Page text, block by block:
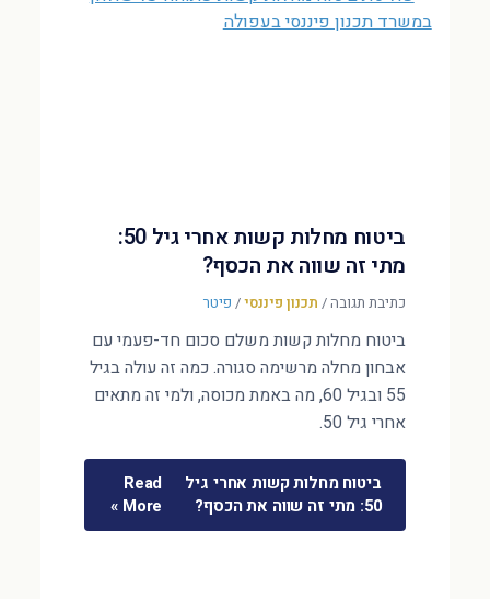
ביטוח מחלות קשות אחרי גיל 50:
מתי זה שווה את הכסף?
כתיבת תגובה/ תכנון פיננסי/ פיטר
ביטוח מחלות קשות משלם סכום חד-פעמי עם
אבחון מחלה מרשימה סגורה. כמה זה עולה בגיל
55 ובגיל 60, מה באמת מכוסה, ולמי זה מתאים
אחרי גיל 50.
ביטוח מחלות קשות אחרי גיל
50: מתי זה שווה את הכסף?
Read
More »